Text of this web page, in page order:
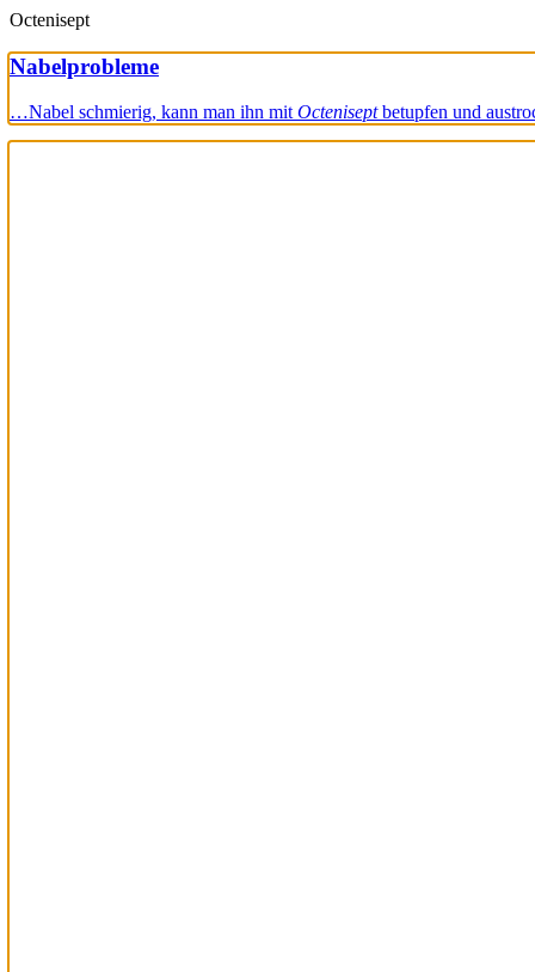
Octenisept
Nabelprobleme
…Nabel schmierig, kann man ihn mitOcteniseptbetupfen und